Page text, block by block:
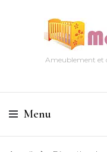
Ameublement et
Menu